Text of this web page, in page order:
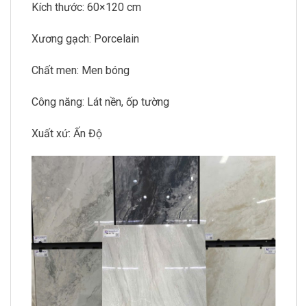
Kích thước: 60×120 cm
Xương gạch: Porcelain
Chất men: Men bóng
Công năng: Lát nền, ốp tường
Xuất xứ: Ấn Độ